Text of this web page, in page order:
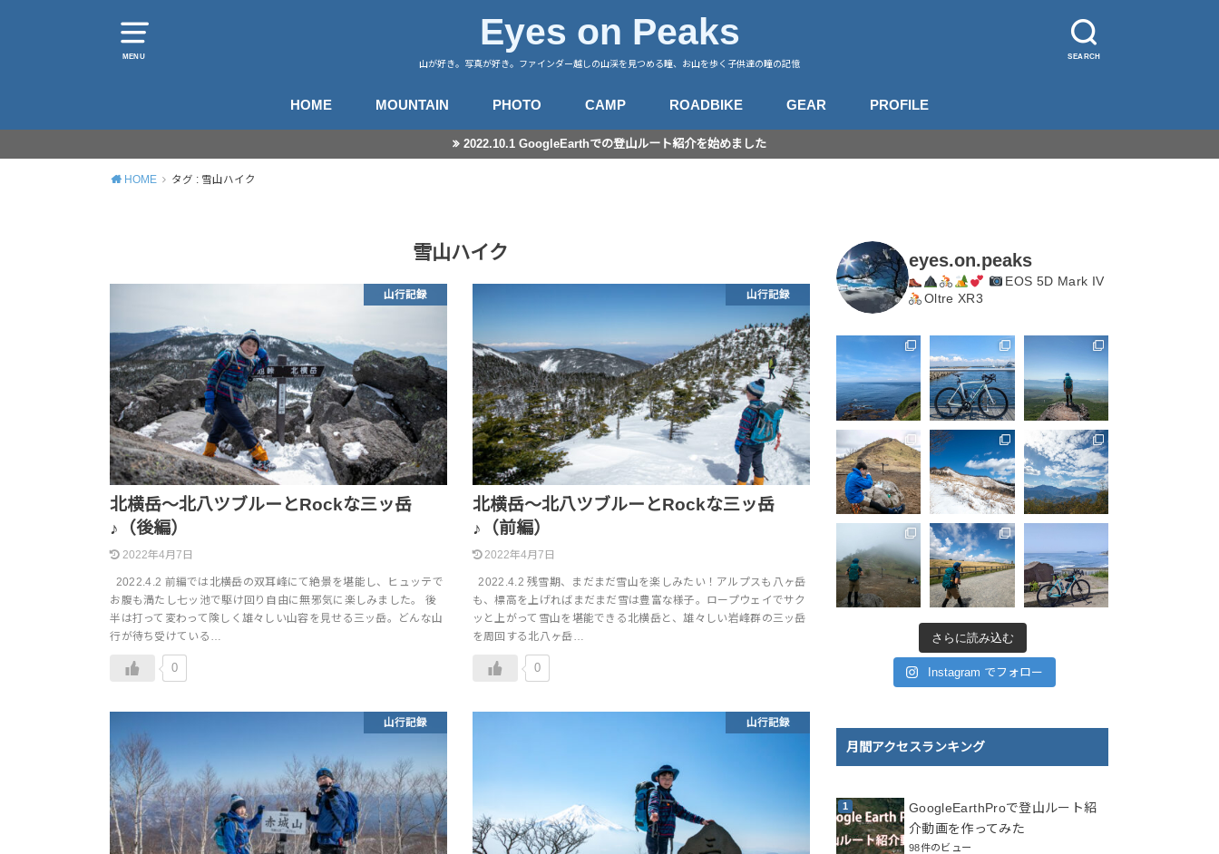
MENU SEARCH
Eyes on Peaks
山が好き。写真が好き。ファインダー越しの山渓を見つめる瞳、お山を歩く子供達の瞳の記憶
HOME MOUNTAIN
中央アルプス
南アルプス
八ヶ岳
谷川・武尊
赤城・榛名・荒船
四阿山
奥秩父
奥武蔵
高尾・陣馬
富士・御坂
丹沢
伊豆・愛鷹
箱根・湯河原
東海
房総・三浦
子連れ登山のこと
登山とITと
登山ギア
登山ギア(子供用)
PHOTO
カメラ
レンズ
星景撮影
日常スナップ
CAMP
キャンプサイト
ROADBIKE
ライドログ
GEAR PROFILE
2022.10.1 GoogleEarthでの登山ルート紹介を始めました
HOME タグ : 雪山ハイク
雪山ハイク
山行記録
北横岳～北八ツブルーとRockな三ッ岳
♪（後編）
2022年4月7日
2022.4.2 前編では北横岳の双耳峰にて絶景を堪能し、ヒュッテで
お腹も満たし七ッ池で駆け回り自由に無邪気に楽しみました。 後
半は打って変わって険しく雄々しい山容を見せる三ッ岳。どんな山
行が待ち受けている…
0
山行記録
北横岳～北八ツブルーとRockな三ッ岳
♪（前編）
2022年4月7日
2022.4.2 残雪期、まだまだ雪山を楽しみたい！アルプスも八ヶ岳
も、標高を上げればまだまだ雪は豊富な様子。ロープウェイでサク
ッと上がって雪山を堪能できる北横岳と、雄々しい岩峰群の三ッ岳
を周回する北八ヶ岳…
0
山行記録 山行記録
eyes.on.peaks
EOS 5D Mark IV
Oltre XR3
さらに読み込む
Instagram でフォロー
月間アクセスランキング
GoogleEarthProで登山ルート紹
介動画を作ってみた
98件のビュー